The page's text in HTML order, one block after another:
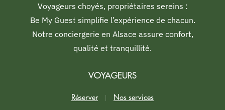
Voyageurs choyés, propriétaires sereins :
Be My Guest simplifie l’expérience de chacun.
Notre conciergerie en Alsace assure confort,
qualité et tranquillité.
VOYAGEURS
Réserver Nos services